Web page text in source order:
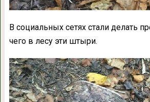
В социальных сетях стали делать
чего в лесу эти штыри.